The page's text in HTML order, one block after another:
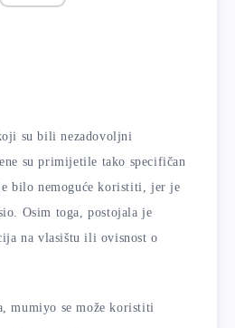
su bili nezadovoljni
su primijetile tako specifičan
bilo nemoguće koristiti, jer je
Osim toga, postojala je
na vlasištu ili ovisnost o
mumiyo se može koristiti